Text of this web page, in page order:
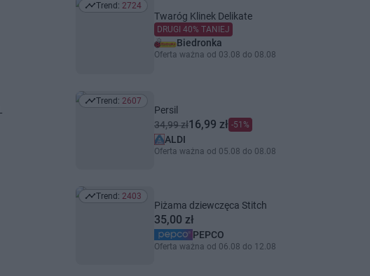
Trend: 2724
Trend: 2724
Twaróg Klinek Delikate
DRUGI 40% TANIEJ
Biedronka
Oferta ważna od 03.08 do 08.08
Trend: 2607
Trend: 2607
Persil
34,99 zł16,99 zł -51%
ALDI
Oferta ważna od 05.08 do 08.08
Trend: 2403
Trend: 2403
Piżama dziewczęca Stitch
35,00 zł
PEPCO
Oferta ważna od 06.08 do 12.08